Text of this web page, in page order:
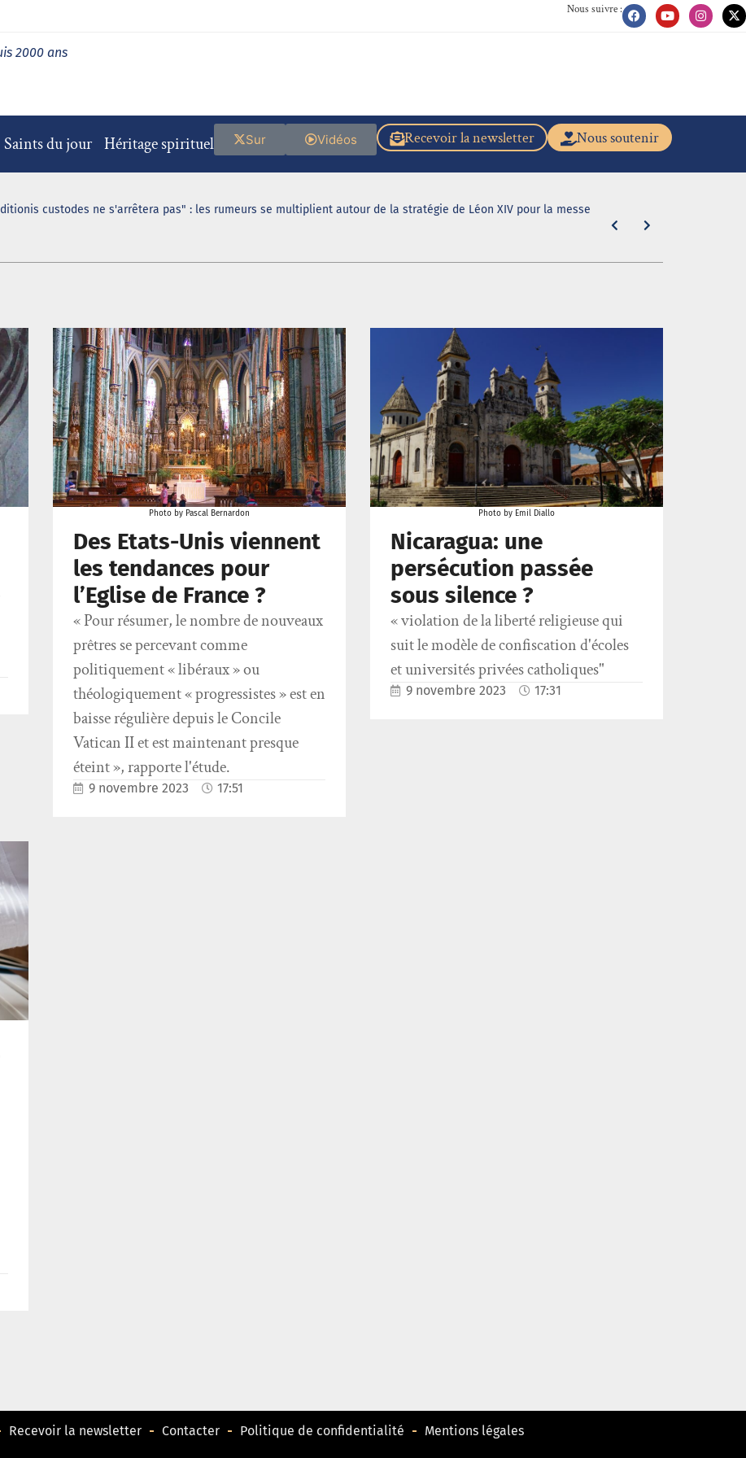
Nous suivre :
2000 ans
Saints du jour Héritage spirituel Nous soutenir
Recevoir la newsletter
Vidéos
Sur
custodes ne s'arrêtera pas" : les rumeurs se multiplient autour de la stratégie de Léon XIV pour la messe
Photo by Pascal Bernardon
Des Etats-Unis viennent
les tendances pour
l’Eglise de France ?
« Pour résumer, le nombre de nouveaux
prêtres se percevant comme
politiquement « libéraux » ou
théologiquement « progressistes » est en
baisse régulière depuis le Concile
Vatican II et est maintenant presque
éteint », rapporte l'étude.
9 novembre 2023 17:51
Photo by Emil Diallo
Nicaragua: une
persécution passée
sous silence ?
« violation de la liberté religieuse qui
suit le modèle de confiscation d'écoles
et universités privées catholiques"
9 novembre 2023 17:31
Recevoir la newsletter Contacter Politique de confidentialité Mentions légales